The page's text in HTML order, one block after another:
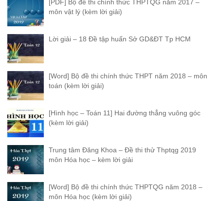
[PDF] Bộ đề thi chính thức THPTQG năm 2017 –
môn vật lý (kèm lời giải)
Lời giải – 18 Đề tập huấn Sở GD&ĐT Tp HCM
[Word] Bộ đề thi chính thức THPT năm 2018 – môn
toán (kèm lời giải)
[Hình học – Toán 11] Hai đường thẳng vuông góc
(kèm lời giải)
Trung tâm Đăng Khoa – Đề thi thử Thptqg 2019
môn Hóa học – kèm lời giải
[Word] Bộ đề thi chính thức THPTQG năm 2018 –
môn Hóa học (kèm lời giải)